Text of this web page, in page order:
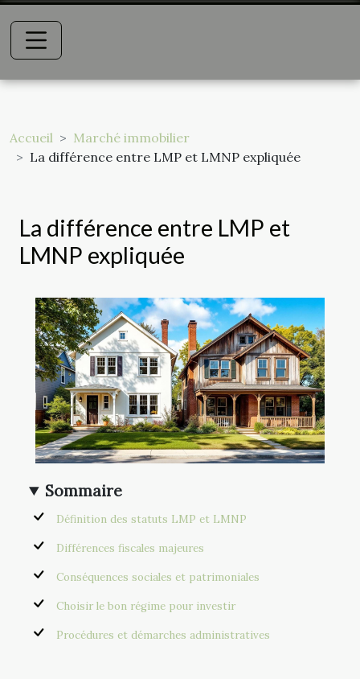
Accueil
Marché immobilier
La différence entre LMP et LMNP expliquée
La différence entre LMP et
LMNP expliquée
Sommaire
Définition des statuts LMP et LMNP
Différences fiscales majeures
Conséquences sociales et patrimoniales
Choisir le bon régime pour investir
Procédures et démarches administratives